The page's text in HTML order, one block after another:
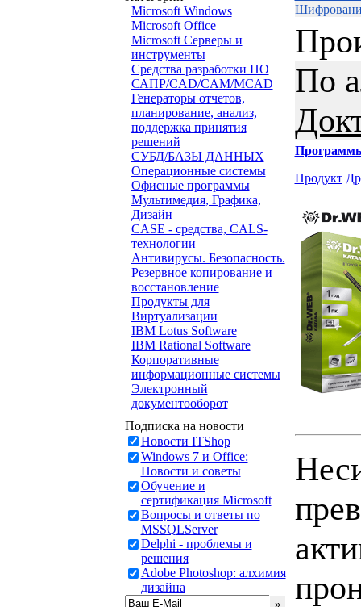
Microsoft Windows
Microsoft Office
Microsoft Серверы и
инструменты
Средства разработки ПО
САПР/CAD/CAM/MCAD
Генераторы отчетов,
планирование, анализ,
поддержка принятия
решений
СУБД/БАЗЫ ДАННЫХ
Операционные системы
Офисные программы
Мультимедия, Графика,
Дизайн
CASE - средства, CALS-
технологии
Антивирусы. Безопасность.
Резервное копирование и
восстановление
Продукты для
Виртуализации
IBM Lotus Software
IBM Rational Software
Корпоративные
информационные системы
Электронный
документооборот
Подписка на новости
Новости ITShop
Windows 7 и Office:
Новости и советы
Обучение и
сертификация Microsoft
Вопросы и ответы по
MSSQLServer
Delphi - проблемы и
решения
Adobe Photoshop: алхимия
дизайна
По
Продукт